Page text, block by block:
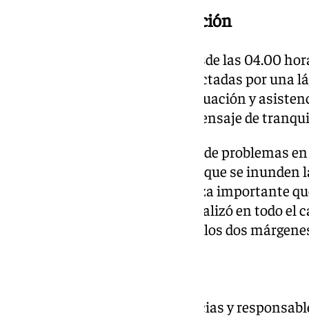
Actuaciones tras la inundación
Asimismo, ha explicado que desde las 04.00
de achique en las viviendas, afectadas por una
hasta 40 centímetros, y de evacuación y
que Muñoz ha trasladado un mensaje de
Muñoz ha valorado la ausencia de problemas
obra realizada que ha impedido que se inunden
tras el desarrollo de una limpieza importante
que «en Guadaiza también se realizó en todo el
en la zona de Cortijo Blanco, en los dos
Por su parte, el jefe de emergencias y